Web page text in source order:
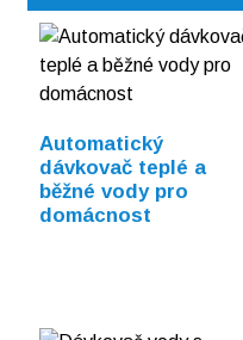
Automatický
dávkovač teplé a
běžné vody pro
domácnost